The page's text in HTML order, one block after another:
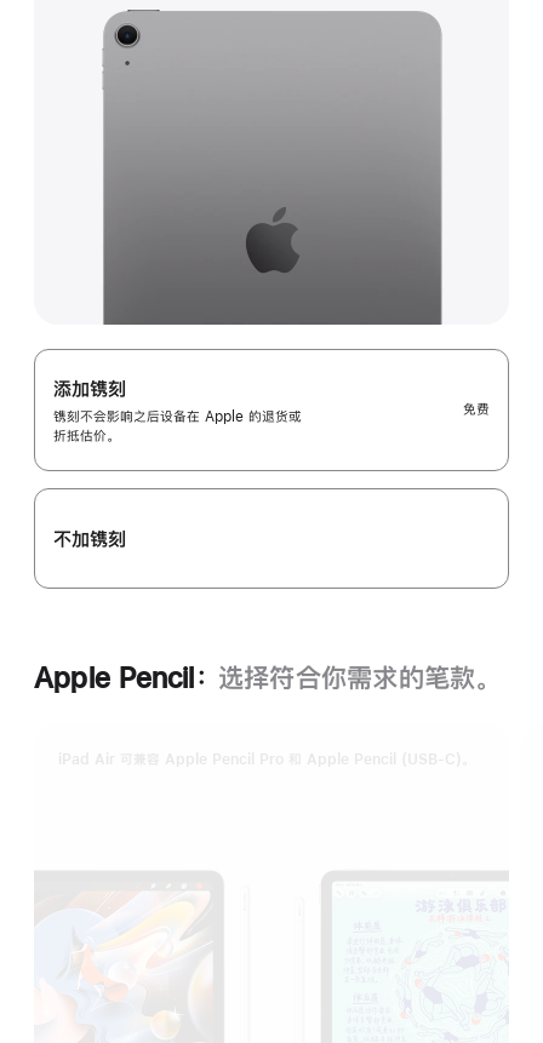
添加镌刻
镌刻不会影响之后设备在 Apple 的退货或
折抵估价。
免费
不加镌刻
Apple Pencil： 选择符合你需求的笔款。